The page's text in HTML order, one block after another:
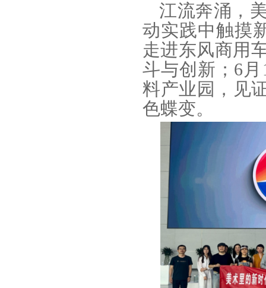
江流奔涌，
动实践中触摸
走进东风商用
斗与创新；6
料产业园，见
色蝶变。